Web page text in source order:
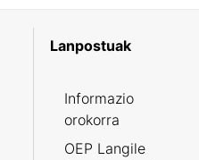
Lanpostuak
Informazio
orokorra
OEP Langile